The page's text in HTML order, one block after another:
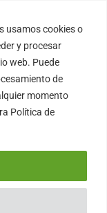
usamos cookies o
y procesar
web. Puede
de
momento
Política de